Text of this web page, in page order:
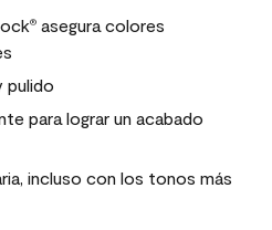
® asegura colores
pulido
para lograr un acabado
incluso con los tonos más